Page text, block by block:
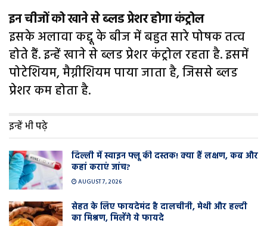
इन चीजों को खाने से ब्लड प्रेशर होगा कंट्रोल
इसके अलावा कद्दू के बीज में बहुत सारे पोषक तत्व
होते हैं. इन्हें खाने से ब्लड प्रेशर कंट्रोल रहता है. इसमें
पोटेशियम, मैग्नीशियम पाया जाता है, जिससे ब्लड
प्रेशर कम होता है.
इन्हें भी पढ़े
दिल्ली में स्वाइन फ्लू की दस्तक! क्या हैं लक्षण, कब और
कहां कराएं जांच?
AUGUST 7, 2026
सेहत के लिए फायदेमंद है दालचीनी, मेथी और हल्दी
का मिश्रण, मिलेंगे ये फायदे